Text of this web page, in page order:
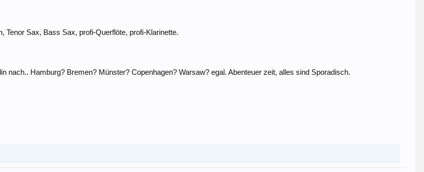
Tenor Sax, Bass Sax, profi-Querflöte, profi-Klarinette.
nach.. Hamburg? Bremen? Münster? Copenhagen? Warsaw? egal. Abenteuer zeit, alles sind Sporadisch.